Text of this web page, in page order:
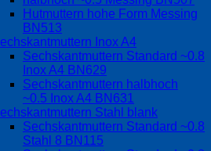
Hutmuttern hohe Form Messing
BN513
Inox A4
Sechskantmuttern Standard ~0.8
Inox A4 BN629
Sechskantmuttern halbhoch
~0.5 Inox A4 BN631
Stahl blank
Sechskantmuttern Standard ~0.8
Stahl 8 BN115